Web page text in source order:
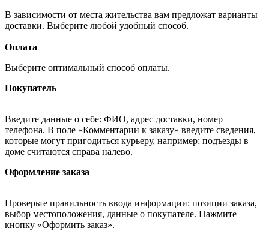
В зависимости от места жительства вам предложат варианты
доставки. Выберите любой удобный способ.
Оплата
Выберите оптимальный способ оплаты.
Покупатель
Введите данные о себе: ФИО, адрес доставки, номер
телефона. В поле «Комментарии к заказу» введите сведения,
которые могут пригодиться курьеру, например: подъезды в
доме считаются справа налево.
Оформление заказа
Проверьте правильность ввода информации: позиции заказа,
выбор местоположения, данные о покупателе. Нажмите
кнопку «Оформить заказ».